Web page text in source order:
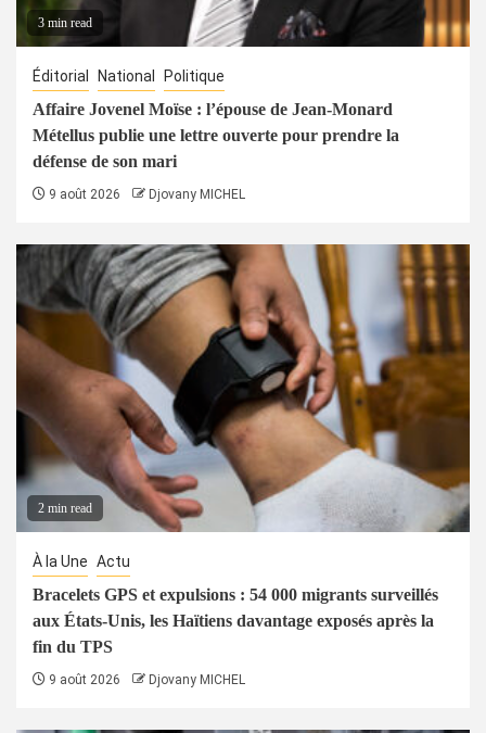
3 min read
Éditorial National Politique
Affaire Jovenel Moïse : l’épouse de Jean-Monard
Métellus publie une lettre ouverte pour prendre la
défense de son mari
9 août 2026 Djovany MICHEL
2 min read
À la Une Actu
Bracelets GPS et expulsions : 54 000 migrants surveillés
aux États-Unis, les Haïtiens davantage exposés après la
fin du TPS
9 août 2026 Djovany MICHEL